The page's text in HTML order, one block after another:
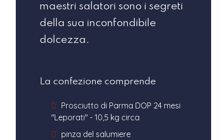
maestri salatori sono i segreti
della sua inconfondibile
dolcezza.
La confezione comprende
Prosciutto di Parma DOP 24 mesi
"Leporati" - 10,5 kg circa
pinza del salumiere